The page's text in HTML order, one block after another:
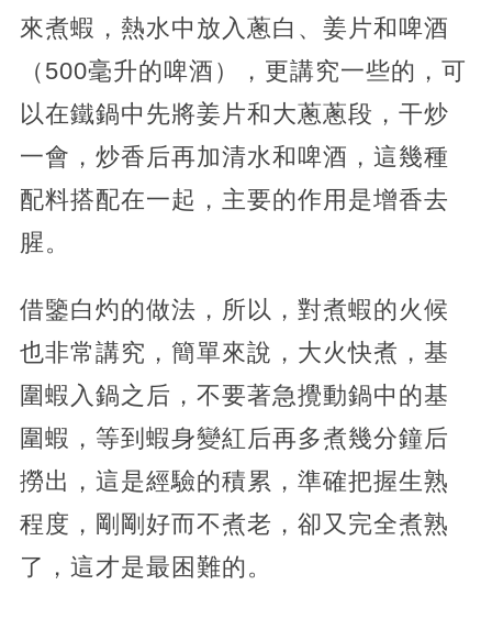
來煮蝦，熱水中放入蔥白、姜片和啤酒
（500毫升的啤酒），更講究一些的，可
以在鐵鍋中先將姜片和大蔥蔥段，干炒
一會，炒香后再加清水和啤酒，這幾種
配料搭配在一起，主要的作用是增香去
腥。
借鑒白灼的做法，所以，對煮蝦的火候
也非常講究，簡單來說，大火快煮，基
圍蝦入鍋之后，不要著急攪動鍋中的基
圍蝦，等到蝦身變紅后再多煮幾分鐘后
撈出，這是經驗的積累，準確把握生熟
程度，剛剛好而不煮老，卻又完全煮熟
了，這才是最困難的。